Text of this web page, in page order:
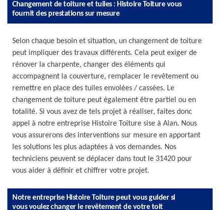
Changement de toiture et tuiles : Histoire Toiture vous
fournit des prestations sur mesure
Selon chaque besoin et situation, un changement de toiture
peut impliquer des travaux différents. Cela peut exiger de
rénover la charpente, changer des éléments qui
accompagnent la couverture, remplacer le revêtement ou
remettre en place des tuiles envolées / cassées. Le
changement de toiture peut également être partiel ou en
totalité. Si vous avez de tels projet à réaliser, faites donc
appel à notre entreprise Histoire Toiture sise à Alan. Nous
vous assurerons des interventions sur mesure en apportant
les solutions les plus adaptées à vos demandes. Nos
techniciens peuvent se déplacer dans tout le 31420 pour
vous aider à définir et chiffrer votre projet.
Notre entreprise Histoire Toiture peut vous guider si
vous voulez changer le revêtement de votre toit